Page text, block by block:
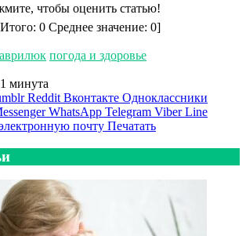
чтобы оценить статью!
0 Среднее значение: 0]
погода и здоровье
минута
Reddit Вконтакте Одноклассники
WhatsApp Telegram Viber Line
почту Печатать